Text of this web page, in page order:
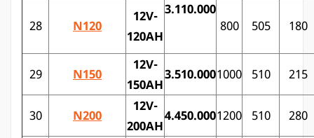
28 N120
12V-
120AH
3.110.000
800
505 180
29 N150
12V-
150AH
3.510.0001000 510 215
30 N200
12V-
200AH
4.450.0001200 510 280